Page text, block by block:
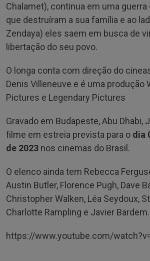
Chalamet), continua em uma
que destruíram a sua família e ao
Zendaya) eles saem em busca de
libertação do seu povo.
O longa conta com direção do
Denis Villeneuve e é uma produção
Pictures e Legendary Pictures
Gravado em Budapeste, Abu Dhabi,
filme em estreia prevista para o dia
de 2023 nos cinemas do Brasil.
O elenco ainda tem Rebecca
Austin Butler, Florence Pugh, Dave
Christopher Walken, Léa Seydoux,
Charlotte Rampling e Javier Bardem.
https://www.youtube.com/